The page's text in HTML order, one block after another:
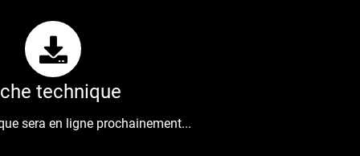
technique
sera en ligne prochainement...